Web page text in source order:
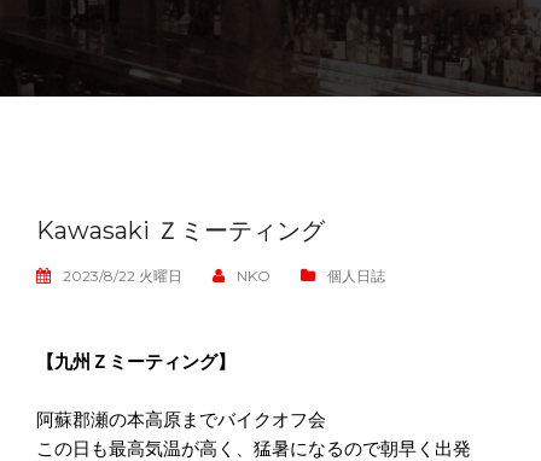
Kawasaki Ｚミーティング
2023/8/22 火曜日 NKO 個人日誌
【九州Ｚミーティング】
阿蘇郡瀬の本高原までバイクオフ会
この日も最高気温が高く、猛暑になるので朝早く出発